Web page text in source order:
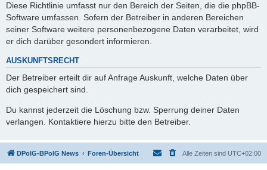
Diese Richtlinie umfasst nur den Bereich der Seiten, die die phpBB-
Software umfassen. Sofern der Betreiber in anderen Bereichen
seiner Software weitere personenbezogene Daten verarbeitet, wird
er dich darüber gesondert informieren.
AUSKUNFTSRECHT
Der Betreiber erteilt dir auf Anfrage Auskunft, welche Daten über
dich gespeichert sind.
Du kannst jederzeit die Löschung bzw. Sperrung deiner Daten
verlangen. Kontaktiere hierzu bitte den Betreiber.
DPolG-BPolG News Foren-Übersicht Alle Zeiten sind UTC+02:00